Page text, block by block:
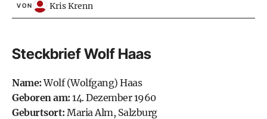
VON Kris Krenn
Steckbrief Wolf Haas
Name:Wolf (Wolfgang) Haas
Geboren am: 14. Dezember 1960
Geburtsort: Maria Alm, Salzburg